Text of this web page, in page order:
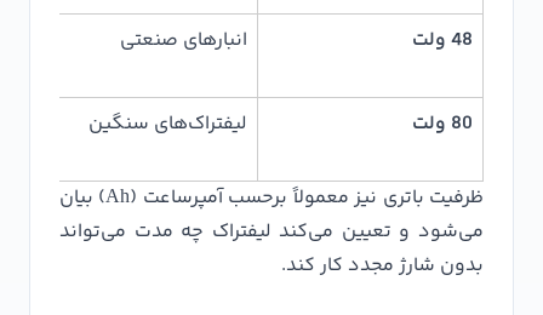
48 ولت انبارهای صنعتی
80 ولت لیفتراک‌های سنگین
ظرفیت باتری نیز معمولاً برحسب آمپرساعت (Ah) بیان
می‌شود و تعیین می‌کند لیفتراک چه مدت می‌تواند
بدون شارژ مجدد کار کند.